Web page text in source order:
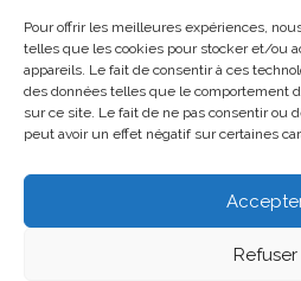
Pour offrir les meilleures expériences,
telles que les cookies pour stocker et/ou
appareils. Le fait de consentir à ces
des données telles que le comportement
sur ce site. Le fait de ne pas consentir ou
peut avoir un effet négatif sur certaines
Refuser